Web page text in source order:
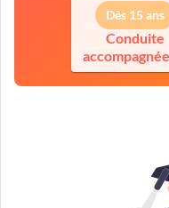
Dès 15 ans
Conduite
accompagnée